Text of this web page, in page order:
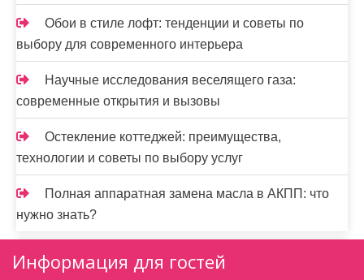
Обои в стиле лофт: тенденции и советы по
выбору для современного интерьера
Научные исследования веселящего газа:
современные открытия и вызовы
Остекление коттеджей: преимущества,
технологии и советы по выбору услуг
Полная аппаратная замена масла в АКПП: что
нужно знать?
Информация для гостей